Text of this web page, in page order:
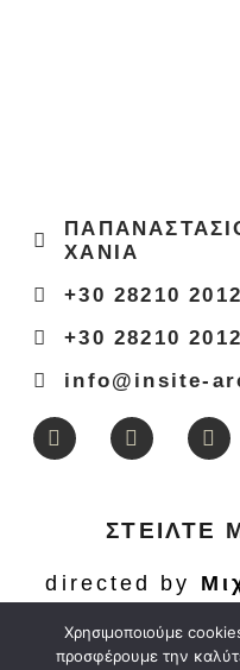
ΧΑΝΙΑ
+30 28210
+30 28210
info@insite-
ΣΤΕΙΛΤΕ
directed by
Χρησιμοποιούμε
προσφέρουμε την